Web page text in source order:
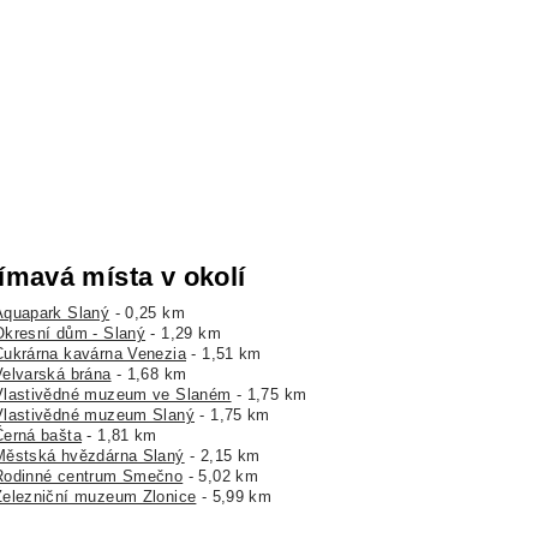
místa v okolí
Slaný - 0,25 km
dům - Slaný - 1,29 km
kavárna Venezia- 1,51 km
brána- 1,68 km
muzeum ve Slaném - 1,75 km
muzeum Slaný - 1,75 km
bašta- 1,81 km
hvězdárna Slaný - 2,15 km
centrum Smečno - 5,02 km
muzeum Zlonice - 5,99 km